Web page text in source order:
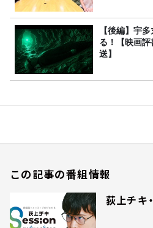
【後編】宇
る！【映画
送】
この記事の番組情報
荻上チキ